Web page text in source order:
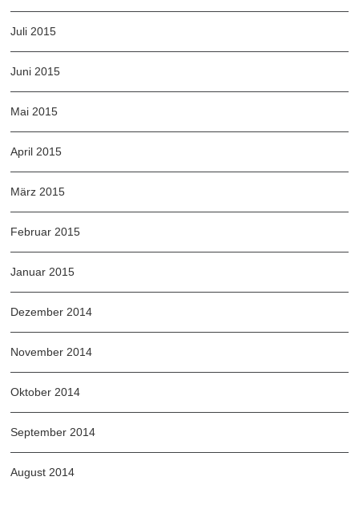
Juli 2015
Juni 2015
Mai 2015
April 2015
März 2015
Februar 2015
Januar 2015
Dezember 2014
November 2014
Oktober 2014
September 2014
August 2014